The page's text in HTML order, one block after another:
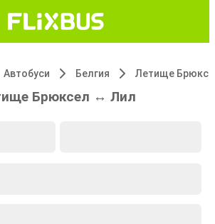
Автобуси Белгия Летище
Брюксел ↔ Лил